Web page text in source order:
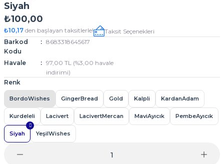
Siyah
₺100,00
₺10,17 den başlayan taksitlerle!
Taksit Seçenekleri
Barkod
Kodu
8683318645617
Havale
97,00 TL (%3,00 havale
indirimi)
Renk
BordoWishes GingerBread Gold Kalpli KardanAdam
Kurdeleli Lacivert LacivertMercan MaviAyıcık PembeAyıcık
Siyah YeşilWishes